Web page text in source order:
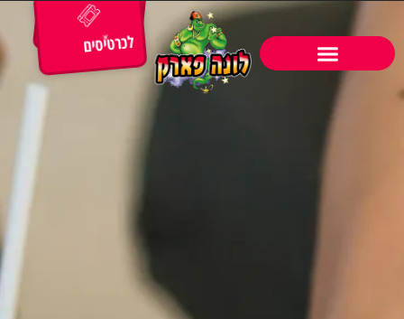
לכרטיסים